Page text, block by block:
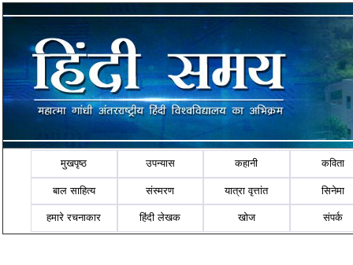
मुखपृष्ठ उपन्यास कहानी कविता
बाल साहित्य संस्मरण यात्रा वृत्तांत सिनेमा
हमारे रचनाकार हिंदी लेखक खोज संपर्क